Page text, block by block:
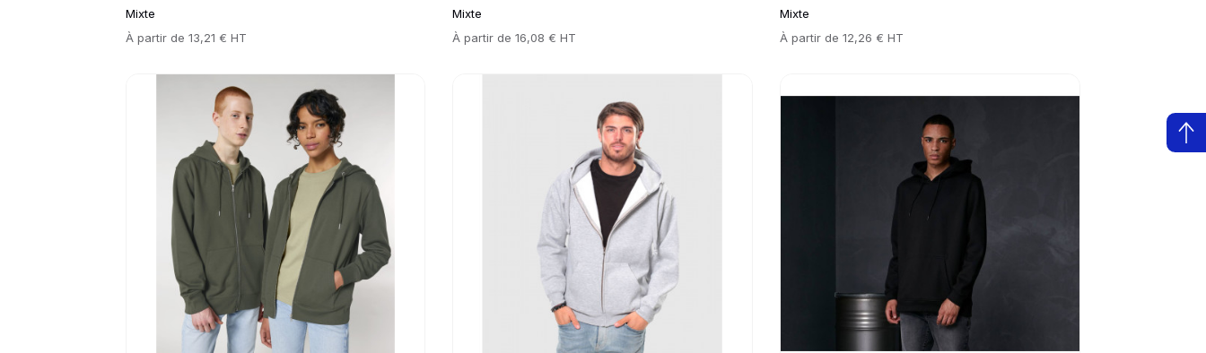
Mixte
Prix
À partir de 13,21 € HT
Mixte
Prix
À partir de16,08 € HT
Mixte
Prix
À partir de12,26 € HT
Go to product page